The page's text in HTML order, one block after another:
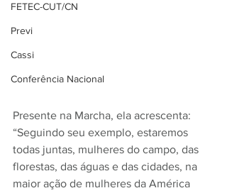
FETEC-CUT/CN
Previ
Cassi
Conferência Nacional
Presente na Marcha, ela acrescenta:
“Seguindo seu exemplo, estaremos
todas juntas, mulheres do campo, das
florestas, das águas e das cidades, na
maior ação de mulheres da América